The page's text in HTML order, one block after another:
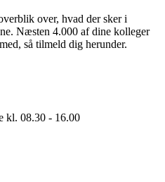
over, hvad der sker i
Næsten 4.000 af dine kolleger
så tilmeld dig herunder.
kl. 08.30 - 16.00